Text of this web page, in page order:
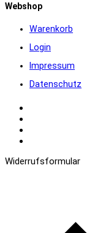
Webshop
Warenkorb
Login
Impressum
Datenschutz
Widerrufsformular